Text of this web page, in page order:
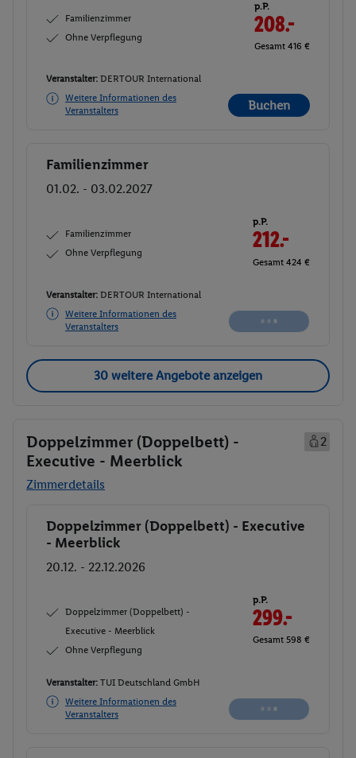
Familienzimmer
Ohne Verpflegung
p.P.
208.-
Gesamt 416 €
Veranstalter: DERTOUR International
Weitere Informationen des
Veranstalters
Buchen
Buchen
Familienzimmer
01.02. - 03.02.2027
Familienzimmer
Ohne Verpflegung
p.P.
212.-
Gesamt 424 €
Veranstalter: DERTOUR International
Weitere Informationen des
Veranstalters
30 weitere Angebote anzeigen
Doppelzimmer (Doppelbett) -
Executive - Meerblick
2
Zimmerdetails
Buchen
Doppelzimmer (Doppelbett) - Executive
- Meerblick
20.12. - 22.12.2026
Doppelzimmer (Doppelbett) -
Executive - Meerblick
Ohne Verpflegung
p.P.
327.-
Gesamt 654 €
Veranstalter: TUI Deutschland GmbH
Weitere Informationen des
Veranstalters
Buchen